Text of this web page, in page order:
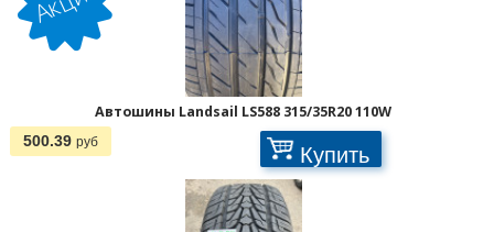
Автошины Landsail LS588 315/35R20 110W
500.39 руб Купить